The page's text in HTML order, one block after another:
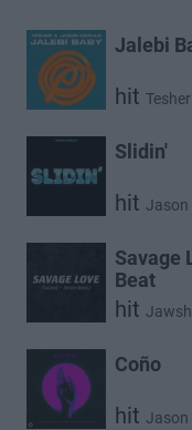
Jalebi
hit Tesher
Slidin'
hit Jason
Savage
Beat
hit
Coño
hit Jason